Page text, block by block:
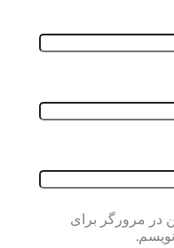
در مرورگر برای